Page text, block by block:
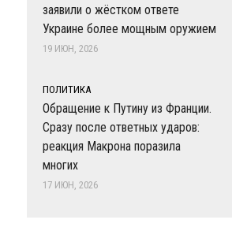
заявили о жёстком ответе
Украине более мощным оружием
19 ИЮН, 2026
ПОЛИТИКА
Обращение к Путину из Франции.
Сразу после ответных ударов:
реакция Макрона поразила
многих
17 ИЮН, 2026